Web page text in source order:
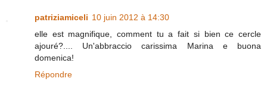
patriziamiceli 10 juin 2012 à 14:30
elle est magnifique, comment tu a fait si bien ce cercle
ajouré?.... Un'abbraccio carissima Marina e buona
domenica!
Répondre